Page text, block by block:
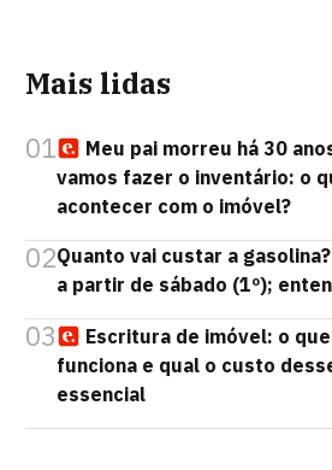
Mais lidas
01
Meu pai morreu há 30
vamos fazer o inventário: o
acontecer com o imóvel?
02Quanto vai custar a
a partir de sábado (1º);
03
Escritura de imóvel: o
funciona e qual o custo
essencial